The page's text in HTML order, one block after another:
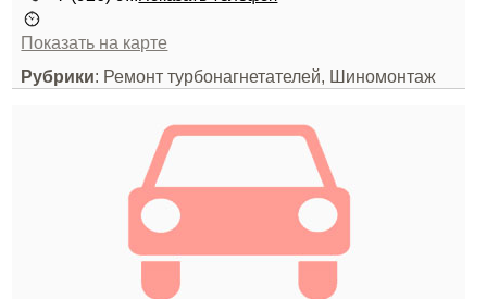
Показать на карте
Рубрики: Ремонт турбонагнетателей, Шиномонтаж